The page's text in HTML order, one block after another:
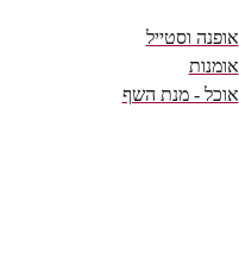
אופנה וסטייל
אומנות
אוכל - מנת השף